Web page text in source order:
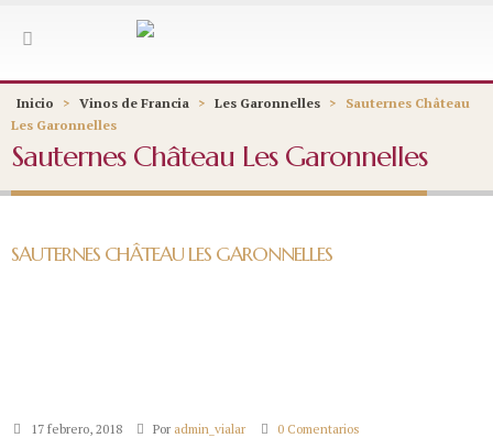
Inicio > Vinos de Francia > Les Garonnelles >
Sauternes Château
Les Garonnelles
Sauternes Château Les Garonnelles
SAUTERNES CHÂTEAU LES GARONNELLES
17 febrero, 2018 Por admin_vialar 0 Comentarios